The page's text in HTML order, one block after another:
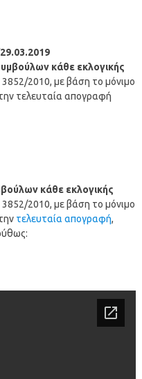
κάθε εκλογικής
2010, με βάση το μόνιμο
τελευταία απογραφή
κάθε εκλογικής
2010, με βάση το μόνιμο
τελευταία απογραφή,